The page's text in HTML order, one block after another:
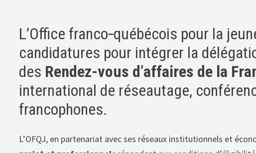
L’Office franco‑québécois pour la
candidatures pour intégrer la
des Rendez-vous d’affaires de la
international de réseautage,
francophones.
L’OFQJ, en partenariat avec ses réseaux institutionnels et